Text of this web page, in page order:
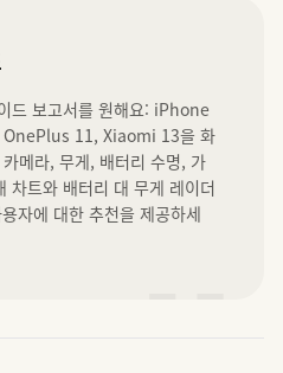
드 보고서를 원해요: iPhone
11, Xiaomi 13을 화
메라, 무게, 배터리 수명, 가
차트와 배터리 대 무게 레이더
자에 대한 추천을 제공하세